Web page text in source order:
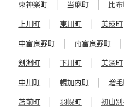
東神楽町 当麻町 比
上川町 東川町 美瑛町
中富良野町 南富良野町
剣淵町 下川町 美深町
中川町 幌加内町 増
苫前町 羽幌町 初山